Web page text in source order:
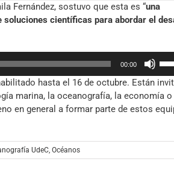
de
o
el
Fernández, sostuvo que esta es “una
soluciones científicas para abordar el
00:00
de
hasta el 16 de octubre. Están
marina, la oceanografía, la economía o
en general a formar parte de estos
UdeC Océanos